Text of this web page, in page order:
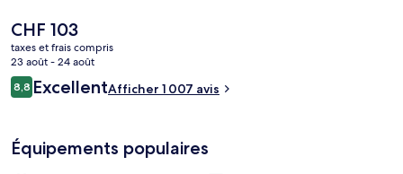
Breakfast . Cet hôtel de luxe abrite en outre un bar / salon et un
snack-bar/une épicerie fine. Le personnel attentionné et le petit
déjeuner remportent un franc succès auprès des autres voyageurs.
L'hébergement se situe à une très courte distance à pied des
transports publics : Station de tramway Am Gasteig se trouve à 4
min et Arrêt de tram Deutsches Museum, à 5 min.
Le
prix
actuel
est
de
CHF 103
taxes et frais compris
23 août - 24 août
Avis
voyageurs
8,88,8 sur 10
ExcellentAfficher 1 007 avis
Équipements populaires